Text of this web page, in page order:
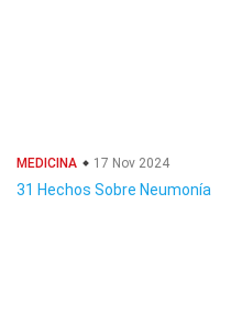
MEDICINA 17 Nov 2024
31 Hechos Sobre Neumonía